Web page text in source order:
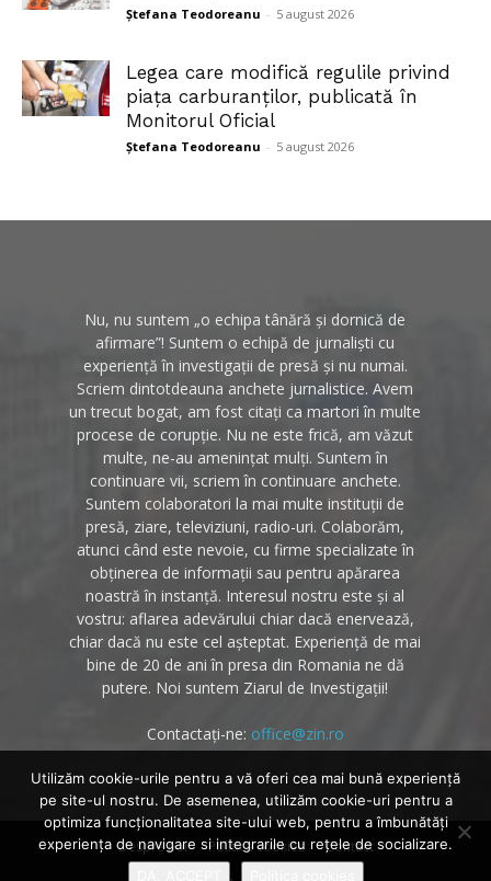
Ștefana Teodoreanu - 5 august 2026
Legea care modifică regulile privind
piața carburanților, publicată în
Monitorul Oficial
Ștefana Teodoreanu - 5 august 2026
Nu, nu suntem „o echipa tânără și dornică de
afirmare”! Suntem o echipă de jurnaliști cu
experiență în investigații de presă și nu numai.
Scriem dintotdeauna anchete jurnalistice. Avem
un trecut bogat, am fost citați ca martori în multe
procese de corupție. Nu ne este frică, am văzut
multe, ne-au amenințat mulți. Suntem în
continuare vii, scriem în continuare anchete.
Suntem colaboratori la mai multe instituții de
presă, ziare, televiziuni, radio-uri. Colaborăm,
atunci când este nevoie, cu firme specializate în
obținerea de informații sau pentru apărarea
noastră în instanță. Interesul nostru este și al
vostru: aflarea adevărului chiar dacă enervează,
chiar dacă nu este cel așteptat. Experiență de mai
bine de 20 de ani în presa din Romania ne dă
putere. Noi suntem Ziarul de Investigații!
Contactați-ne: office@zin.ro
Despre noi Politica cookies Contact
Utilizăm cookie-urile pentru a vă oferi cea mai bună experiență
pe site-ul nostru. De asemenea, utilizăm cookie-uri pentru a
optimiza funcţionalitatea site-ului web, pentru a îmbunătăţi
experienţa de navigare si integrarile cu reţele de socializare.